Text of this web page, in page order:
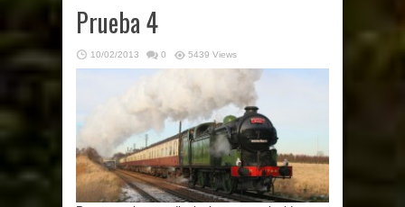
Prueba 4
10/02/2013 0 5439 Views